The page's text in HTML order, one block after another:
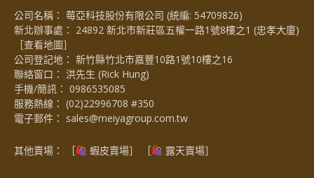
公司名稱： 莓亞科技股份有限公司 (統編: 54709826)
新北辦事處： 24892 新北市新莊區五權一路1號8樓之1 (忠孝大廈)
［查看地圖］
公司登記地： 新竹縣竹北市嘉豐10路1號10樓之16
聯絡窗口： 洪先生 (Rick Hung)
手機/簡訊： 0986535085
服務熱線： (02)22996708 #350
電子郵件： sales@meiyagroup.com.tw
其他賣場： ［ 蝦皮賣場］ ［ 露天賣場］